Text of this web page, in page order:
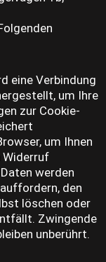
eine Verbindung
um Ihre
zur Cookie-
um Ihnen
Widerruf
werden
den
löschen oder
Zwingende
unberührt.